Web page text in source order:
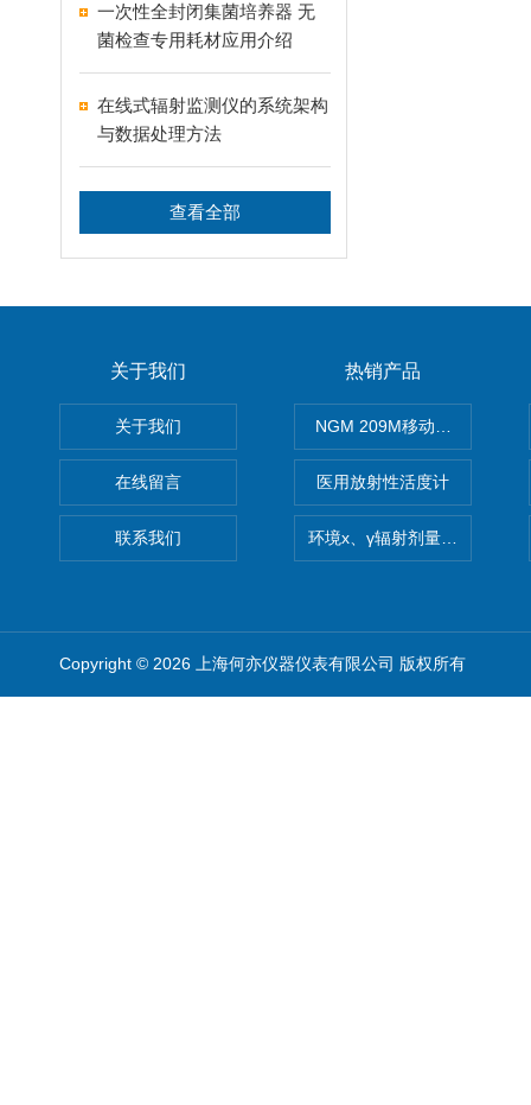
一次性全封闭集菌培养器 无
菌检查专用耗材应用介绍
在线式辐射监测仪的系统架构
与数据处理方法
查看全部
关于我们
关于我们
在线留言
联系我们
热销产品
NGM 209M移动式惰性气体
医用放射性活度计
环境x、γ辐射剂量率仪
Copyright © 2026 上海何亦仪器仪表有限公司 版权所有